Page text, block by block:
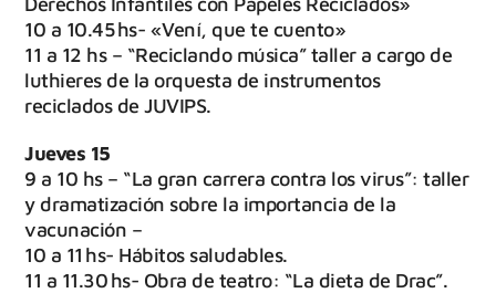
10 a 10.45 hs- «Vení, que te cuento»
11 a 12 hs – “Reciclando música” taller a cargo de
luthieres de la orquesta de instrumentos
reciclados de JUVIPS.
Jueves 15
9 a 10 hs – “La gran carrera contra los virus”: taller
y dramatización sobre la importancia de la
vacunación –
10 a 11 hs- Hábitos saludables.
11 a 11.30 hs- Obra de teatro: “La dieta de Drac”.